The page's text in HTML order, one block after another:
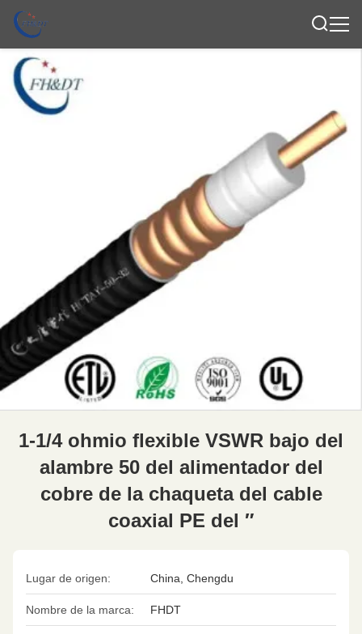
1-1/4 ohmio flexible VSWR bajo del
alambre 50 del alimentador del
cobre de la chaqueta del cable
coaxial PE del ″
Lugar de origen: China, Chengdu
Nombre de la marca: FHDT